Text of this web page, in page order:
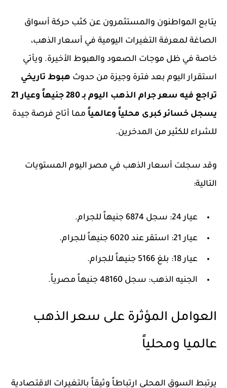
يتابع المواطنون والمستثمرون عن كثب حركة أسواق
الصاغة لمعرفة التغيرات اليومية في أسعار الذهب،
خاصة في ظل موجات الصعود والهبوط الأخيرة. ويأتي
استقرار اليوم بعد فترة وجيزة من حدوث هبوط تاريخي
تراجع فيه سعر جرام الذهب اليوم بـ 280 جنيهاً وعيار 21
يسجل خسائر كبرى محلياً وعالمياً مما أتاح فرصة جيدة
للشراء للكثير من المدخرين.
وقد سجلت أسعار الذهب في مصر اليوم المستويات
التالية:
عيار 24 : سجل 6874 جنيهاً للجرام.
عيار 21 : استقر عند 6020 جنيهاً للجرام.
عيار 18 : بلغ 5166 جنيهاً للجرام.
الجنيه الذهب: سجل 48160 جنيهاً مصرياً.
العوامل المؤثرة على سعر الذهب
عالميا ومحلياً
يرتبط السوق المحلي ارتباطاً وثيقاً بالتغيرات الاقتصادية